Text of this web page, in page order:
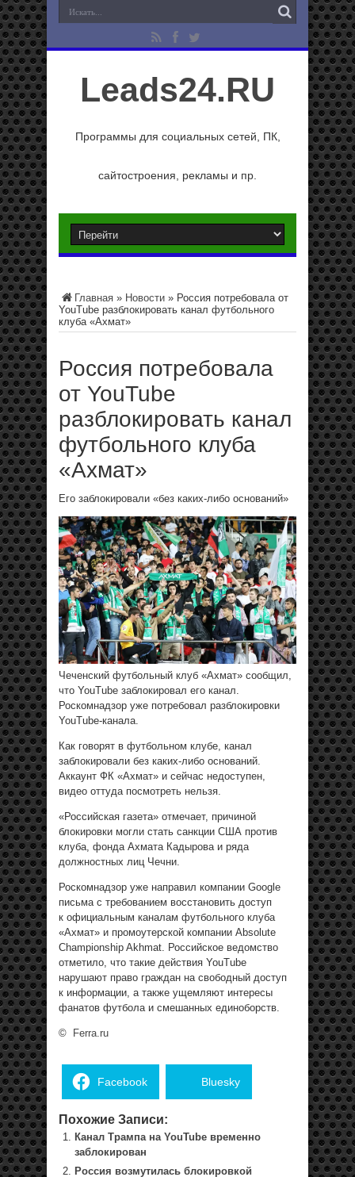
Leads24.RU
Программы для социальных сетей, ПК,
сайтостроения, рекламы и пр.
Главная » Новости » Россия потребовала от
YouTube разблокировать канал футбольного
клуба «Ахмат»
Россия потребовала
от YouTube
разблокировать канал
футбольного клуба
«Ахмат»
Его заблокировали «без каких-либо оснований»
Чеченский футбольный клуб «Ахмат» сообщил,
что YouTube заблокировал его канал.
Роскомнадзор уже потребовал разблокировки
YouTube-канала.
Как говорят в футбольном клубе, канал
заблокировали без каких-либо оснований.
Аккаунт ФК «Ахмат» и сейчас недоступен,
видео оттуда посмотреть нельзя.
«Российская газета» отмечает, причиной
блокировки могли стать санкции США против
клуба, фонда Ахмата Кадырова и ряда
должностных лиц Чечни.
Роскомнадзор уже направил компании Google
письма с требованием восстановить доступ
к официальным каналам футбольного клуба
«Ахмат» и промоутерской компании Absolute
Championship Akhmat. Российское ведомство
отметило, что такие действия YouTube
нарушают право граждан на свободный доступ
к информации, а также ущемляют интересы
фанатов футбола и смешанных единоборств.
© Ferra.ru
Facebook Bluesky
Похожие Записи:
Канал Трампа на YouTube временно
заблокирован
Россия возмутилась блокировкой